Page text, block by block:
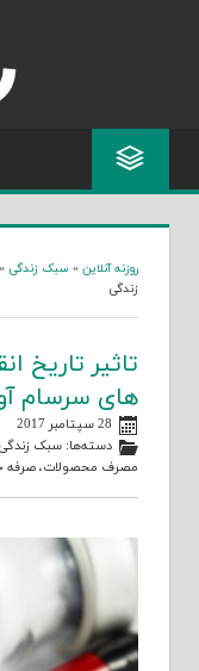
روزنه آنلاین » سبک زندگی »
زندگی
تاثیر تاریخ
های سرسام
28 سپتامبر 2017
دسته‌ها:سبک زندگی
مصرف محصولات، صرفه